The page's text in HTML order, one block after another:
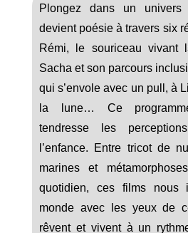
Plongez dans un
devient poésie à travers six
Rémi, le souriceau
Sacha et son parcours
qui s’envole avec un pull, à
la lune… Ce
tendresse les
l’enfance. Entre tricot de
marines et
quotidien, ces films
monde avec les yeux de
rêvent et vivent à un